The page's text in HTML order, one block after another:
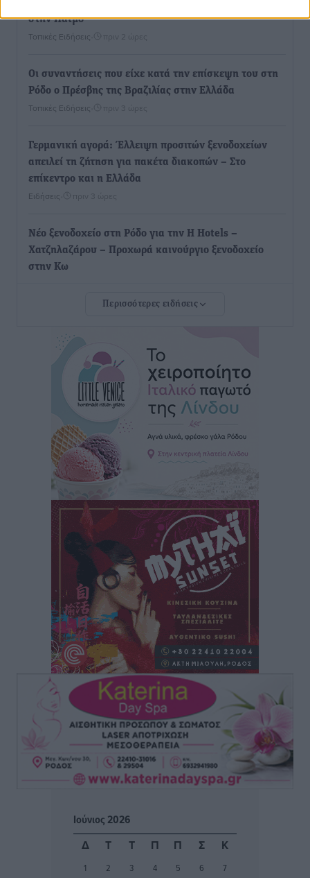
στην Πάτμο
Τοπικές Ειδήσεις πριν 2 ώρες
Οι συναντήσεις που είχε κατά την επίσκεψη του στη
Ρόδο ο Πρέσβης της Βραζιλίας στην Ελλάδα
Τοπικές Ειδήσεις πριν 3 ώρες
Γερμανική αγορά: Έλλειψη προσιτών ξενοδοχείων
απειλεί τη ζήτηση για πακέτα διακοπών – Στο
επίκεντρο και η Ελλάδα
Ειδήσεις πριν 3 ώρες
Νέο ξενοδοχείο στη Ρόδο για την H Hotels –
Χατζηλαζάρου – Προχωρά καινούργιο ξενοδοχείο
στην Κω
Μαστιχάρι – Αναποδογύρισε όχημα με μητέρα και
5χρονο παιδί
Τοπικές Ειδήσεις πριν 3 ώρες
“Η Ευρώπη αντιμετώπιζε το προσφυγικό σαν ταινία
τρόμου” – Η συγκλονιστική μαρτυρία της Χαρούλας
Γιασιράνη στον RV για τα γεγονότα που οδήγησαν στο
Σύμφωνο της Λέρου
Τοπικές Ειδήσεις πριν 3 ώρες
Συναυλία με τον Γιάννη Κότσιρα στις 21 Αυγούστου
Πολιτιστικά•
Έκτακτη συνεδρίαση της Δημοτικής Επιτροπής Ρόδου
αύριο Παρασκευή 7 Αυγούστου
Τοπικές Ειδήσεις• πριν 3 ώρες
ΑΕΡΑ: Δεν σταματάει να ενισχύεται, νέο απόκτημα ο
Μητρόπουλος
Αθλητικά• πριν 4 ώρες
Κλεάνθης: Δουλειές μετά ευχαριστιών στο γήπεδο,
ατομικό για δύο
Αθλητικά πριν 4 ώρες
Φοίβος: Εν αναμονή του Νίκου Λαζίδη
πριν 4 ώρες
Περισσότερες ειδήσεις
Ιούνιος 2026
Δ
Τ Τ Π Π Σ Κ
1 2 3 4 5 6 7